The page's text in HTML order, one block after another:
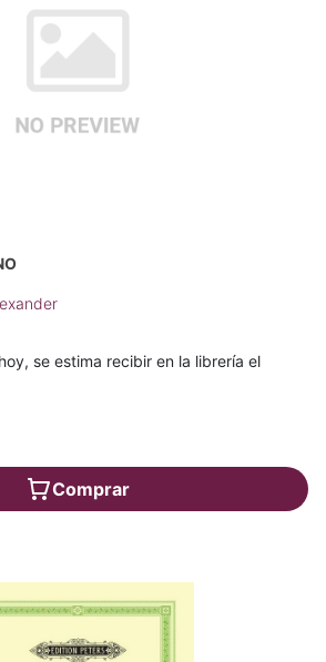
se estima recibir en la librería el
Comprar